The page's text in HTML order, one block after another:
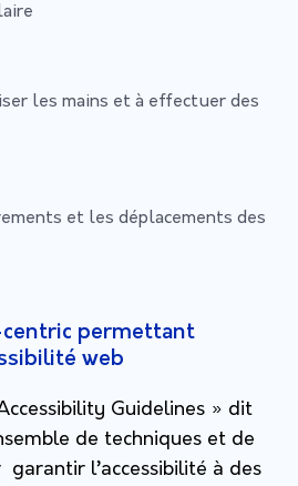
les mains et à effectuer des
et les déplacements des
permettant
web
Guidelines » dit
de techniques et de
l’accessibilité à des